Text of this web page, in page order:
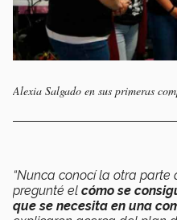
Alexia Salgado en sus primeras
“Nunca conocí la otra parte
pregunté el cómo se
que se necesita en una